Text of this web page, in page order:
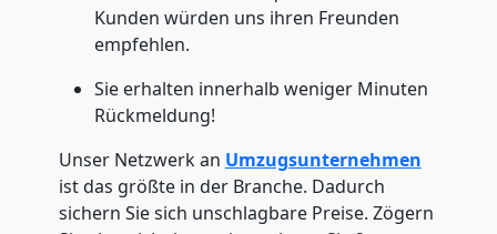
Kunden würden uns ihren Freunden
empfehlen.
Sie erhalten innerhalb weniger Minuten
Rückmeldung!
Unser Netzwerk an Umzugsunternehmen
ist das größte in der Branche. Dadurch
sichern Sie sich unschlagbare Preise. Zögern